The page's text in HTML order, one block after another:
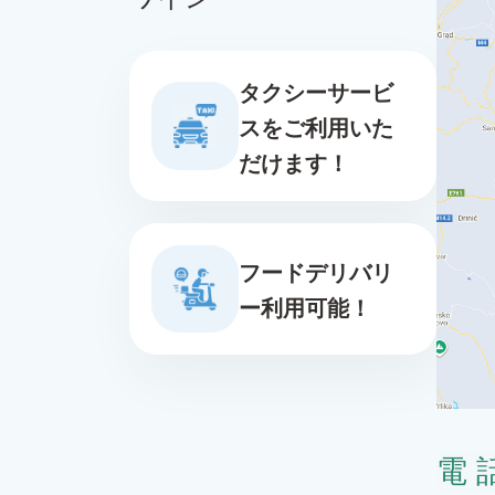
タクシーサービ
スをご利用いた
だけます！
フードデリバリ
ー利用可能！
電